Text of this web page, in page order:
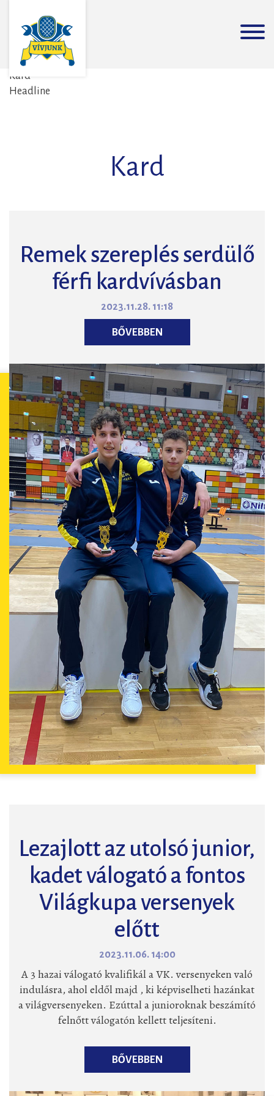
Kard
Headline
Kard
Remek szereplés serdülő
férfi kardvívásban
2023.11.28. 11:18
BŐVEBBEN
Lezajlott az utolsó junior,
kadet válogató a fontos
Világkupa versenyek
előtt
2023.11.06. 14:00
A 3 hazai válogató kvalifikál a VK. versenyeken való
indulásra, ahol eldől majd , ki képviselheti hazánkat
a világversenyeken. Ezúttal a junioroknak beszámító
felnőtt válogatón kellett teljesíteni.
BŐVEBBEN